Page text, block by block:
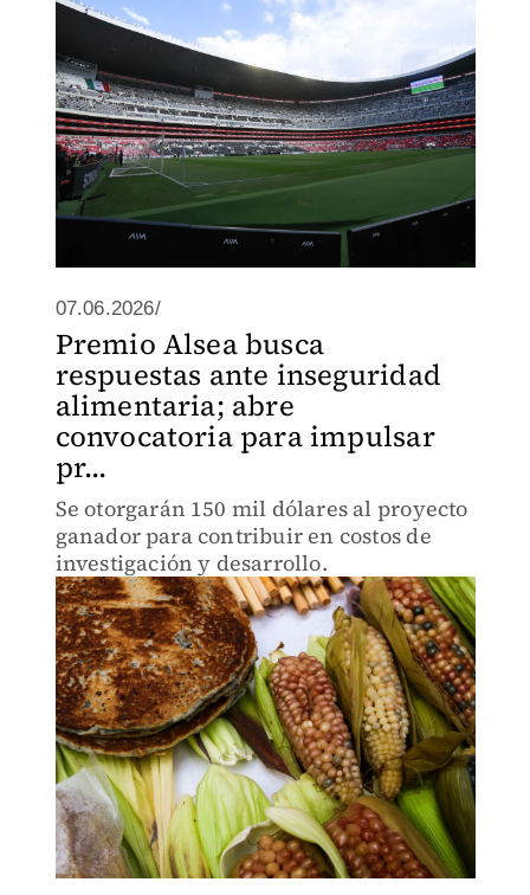
07.06.2026/
Premio Alsea busca
respuestas ante inseguridad
alimentaria; abre
convocatoria para impulsar
pr...
Se otorgarán 150 mil dólares al proyecto
ganador para contribuir en costos de
investigación y desarrollo.